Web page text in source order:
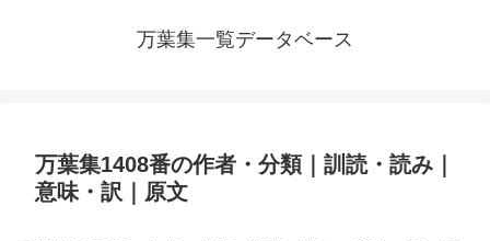
万葉集一覧データベース
万葉集1408番の作者・分類｜訓読・読み｜
意味・訳｜原文